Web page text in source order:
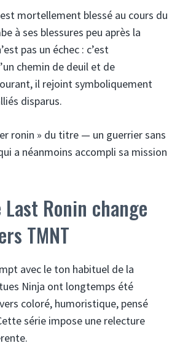
mortellement blessé au cours du
à ses blessures peu après la
pas un échec : c’est
chemin de deuil et de
il rejoint symboliquement
disparus.
ronin » du titre — un guerrier sans
a néanmoins accompli sa mission
Last Ronin change
TMNT
avec le ton habituel de la
Ninja ont longtemps été
coloré, humoristique, pensé
série impose une relecture